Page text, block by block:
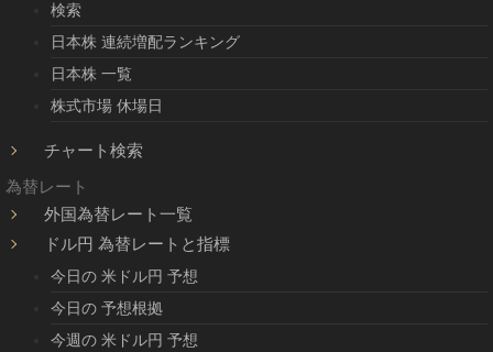
検索
日本株 連続増配ランキング
日本株 一覧
株式市場 休場日
チャート検索
為替レート
外国為替レート一覧
ドル円 為替レートと指標
今日の 米ドル円 予想
今日の 予想根拠
今週の 米ドル円 予想